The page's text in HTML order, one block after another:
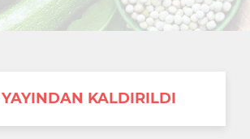
KALDIRILDI